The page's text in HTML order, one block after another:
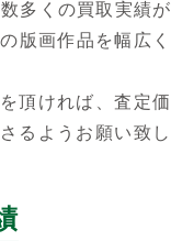
多くの買取実績が
版画作品を幅広く
頂ければ、査定価
るようお願い致し